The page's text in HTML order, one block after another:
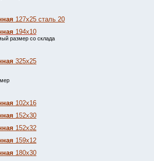
127х25 сталь 20
194х10
размер со склада
325х25
102х16
152х30
152х32
159х12
180х30